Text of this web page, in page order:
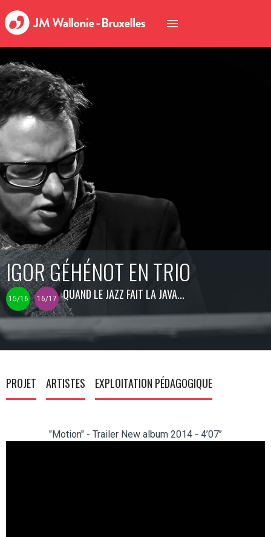
IGOR GÉHÉNOT EN TRIO
15/16 16/17 QUAND LE JAZZ FAIT LA JAVA...
PROJET ARTISTES EXPLOITATION PÉDAGOGIQUE
"Motion" - Trailer New album 2014 - 4’07’’